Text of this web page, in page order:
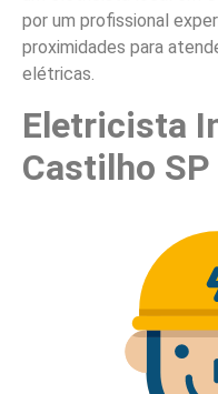
por um profissional
proximidades para
elétricas.
Eletricista
Castilho SP